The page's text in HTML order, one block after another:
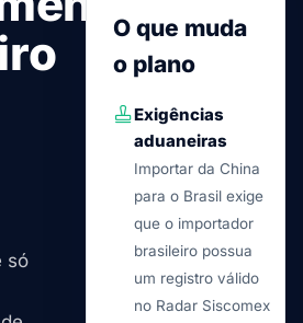
só
O que muda
o plano
Exigências
aduaneiras
Importar da China
para o Brasil exige
que o importador
brasileiro possua
um registro válido
no Radar Siscomex